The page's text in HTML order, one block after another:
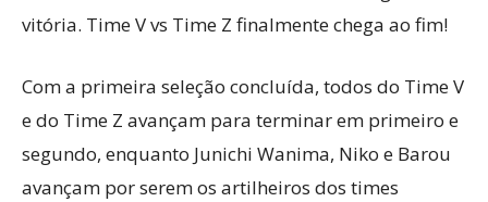
vitória. Time V vs Time Z finalmente chega ao fim!
Com a primeira seleção concluída, todos do Time V
e do Time Z avançam para terminar em primeiro e
segundo, enquanto Junichi Wanima, Niko e Barou
avançam por serem os artilheiros dos times